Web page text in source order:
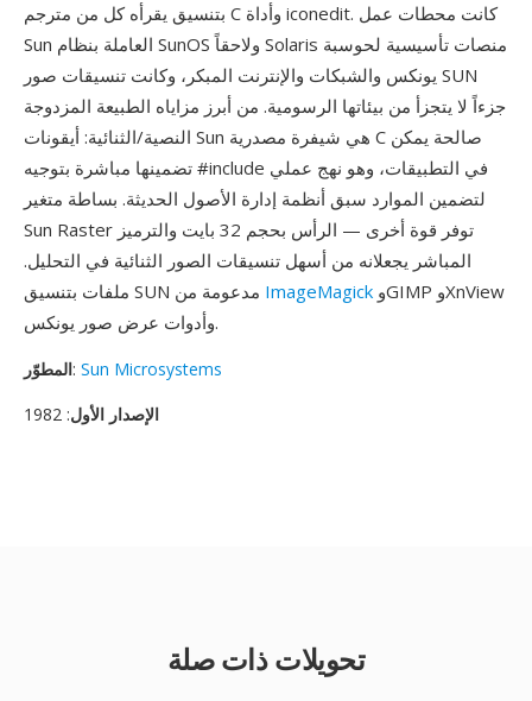
بتنسيق يقرأه كل من مترجم C وأداة iconedit. كانت محطات عمل
Sun العاملة بنظام SunOS ولاحقاً Solaris منصات تأسيسية لحوسبة
يونكس والشبكات والإنترنت المبكر، وكانت تنسيقات صور SUN
جزءاً لا يتجزأ من بيئاتها الرسومية. من أبرز مزاياه الطبيعة المزدوجة
النصية/الثنائية: أيقونات Sun هي شيفرة مصدرية C صالحة يمكن
تضمينها مباشرة بتوجيه #include في التطبيقات، وهو نهج عملي
لتضمين الموارد سبق أنظمة إدارة الأصول الحديثة. بساطة متغير
Sun Raster توفر قوة أخرى — الرأس بحجم 32 بايت والترميز
المباشر يجعلانه من أسهل تنسيقات الصور الثنائية في التحليل.
ImageMagick
وأدوات عرض صور يونكس.
المطوّر: Sun Microsystems
الإصدار الأول: 1982
تحويلات ذات صلة